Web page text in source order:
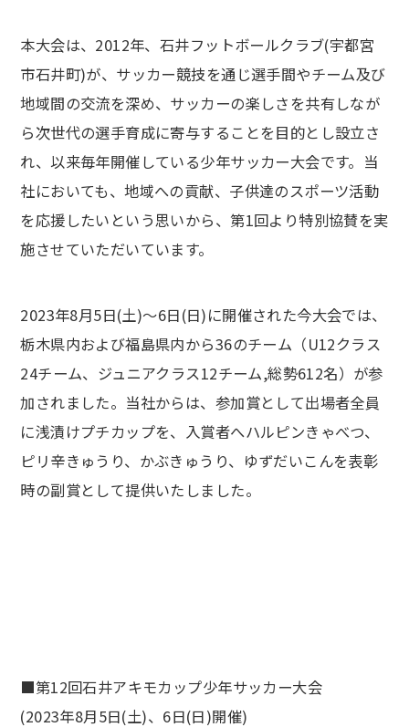
本大会は、2012年、石井フットボールクラブ(宇都宮
市石井町)が、サッカー競技を通じ選手間やチーム及び
地域間の交流を深め、サッカーの楽しさを共有しなが
ら次世代の選手育成に寄与することを目的とし設立さ
れ、以来毎年開催している少年サッカー大会です。当
社においても、地域への貢献、子供達のスポーツ活動
を応援したいという思いから、第1回より特別協賛を実
施させていただいています。
2023年8月5日(土)～6日(日)に開催された今大会では、
栃木県内および福島県内から36のチーム（U12クラス
24チーム、ジュニアクラス12チーム,総勢612名）が参
加されました。当社からは、参加賞として出場者全員
に浅漬けプチカップを、入賞者へハルピンきゃべつ、
ピリ辛きゅうり、かぶきゅうり、ゆずだいこんを表彰
時の副賞として提供いたしました。
■第12回石井アキモカップ少年サッカー大会
(2023年8月5日(土)、6日(日)開催)